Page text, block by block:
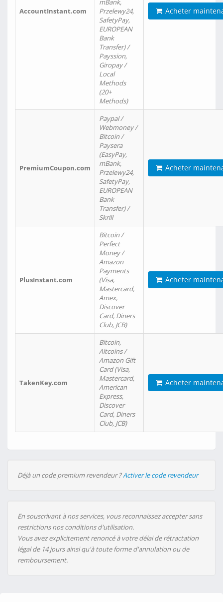
AccountInstant.com
mBank,
Przelewy24,
SafetyPay,
EUROPEAN
Bank
Transfer) /
Payssion,
Giropay /
Local
Methods
(20+
Methods)
Acheter
PremiumCoupon.com
Paypal /
Webmoney /
Bitcoin /
Paysera
(EasyPay,
mBank,
Przelewy24,
SafetyPay,
EUROPEAN
Bank
Transfer) /
Skrill
Acheter
PlusInstant.com
Bitcoin /
Perfect
Money /
Amazon
Payments
(Visa,
Mastercard,
Amex,
Discover
Card, Diners
Club, JCB)
Acheter
TakenKey.com
Bitcoin,
Altcoins /
Amazon Gift
Card (Visa,
Mastercard,
American
Express,
Discover
Card, Diners
Club, JCB)
Acheter
Déjà un code premium revendeur ?Activer le code revendeur
En souscrivant à nos services, vous reconnaissez accepter sans
restrictions nos conditions d'utilisation.
Vous avez explicitement renoncé à votre délai de rétractation
légal de 14 jours ainsi qu'à toute forme d'annulation ou de
remboursement.